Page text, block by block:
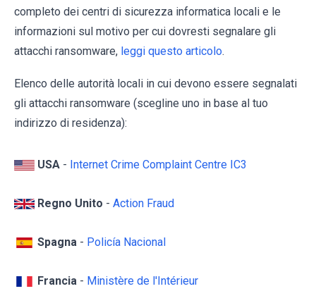
completo dei centri di sicurezza informatica locali e le
informazioni sul motivo per cui dovresti segnalare gli
attacchi ransomware, leggi questo articolo.
Elenco delle autorità locali in cui devono essere segnalati
gli attacchi ransomware (scegline uno in base al tuo
indirizzo di residenza):
USA - Internet Crime Complaint Centre IC3
Regno Unito - Action Fraud
Spagna - Policía Nacional
Francia - Ministère de l'Intérieur